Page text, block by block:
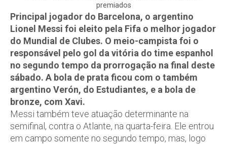
premiados
Principal jogador do Barcelona, o argentino
Lionel Messi foi eleito pela Fifa o melhor jogador
do Mundial de Clubes. O meio-campista foi o
responsável pelo gol da vitória do time espanhol
no segundo tempo da prorrogação na final deste
sábado. A bola de prata ficou com o também
argentino Verón, do Estudiantes, e a bola de
bronze, com Xavi.
Messi também teve atuação determinante na
semifinal, contra o Atlante, na quarta-feira. Ele entrou
em campo somente no segundo tempo, mas, logo